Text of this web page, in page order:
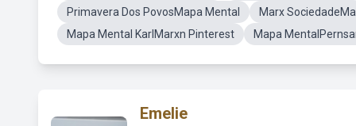
Primavera Dos PovosMapa Mental
Marx
Mapa Mental KarlMarxn Pinterest
Mapa
Emelie